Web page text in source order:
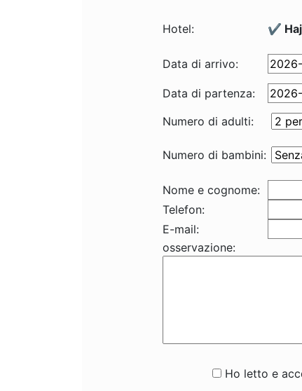
Hotel: ✔️
Data di arrivo:
Data di partenza:
Numero di adulti:
Numero di bambini:
Nome e cognome:
Telefon:
E-mail:
osservazione:
Ho letto e